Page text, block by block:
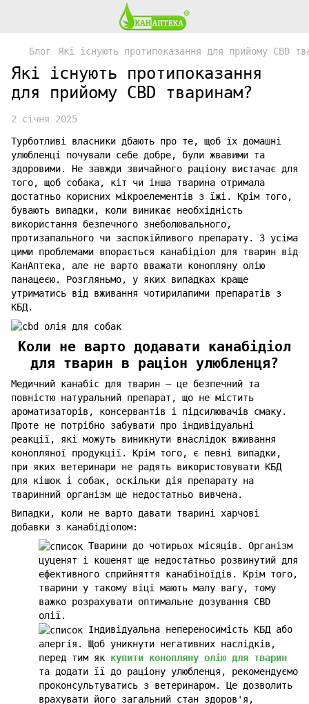
Блог Які існують протипоказання для прийому CBD
Які існують протипоказання
для прийому CBD тваринам?
2 січня 2025
Турботливі власники дбають про те, щоб їх домашні
улюбленці почували себе добре, були жвавими та
здоровими. Не завжди звичайного раціону вистачає для
того, щоб собака, кіт чи інша тварина отримала
достатньо корисних мікроелементів з їжі. Крім того,
бувають випадки, коли виникає необхідність
використання безпечного знеболювального,
протизапального чи заспокійливого препарату. З усіма
цими проблемами впорається канабідіол для тварин від
КанАптека, але не варто вважати конопляну олію
панацеєю. Розгляньмо, у яких випадках краще
утриматись від вживання чотирилапими препаратів з
КБД.
Коли не варто додавати канабідіол
для тварин в раціон улюбленця?
Медичний канабіс для тварин – це безпечний та
повністю натуральний препарат, що не містить
ароматизаторів, консервантів і підсилювачів смаку.
Проте не потрібно забувати про індивідуальні
реакції, які можуть виникнути внаслідок вживання
конопляної продукції. Крім того, є певні випадки,
при яких ветеринари не радять використовувати КБД
для кішок і собак, оскільки дія препарату на
тваринний організм ще недостатньо вивчена.
Випадки, коли не варто давати тварині харчові
добавки з канабідіолом:
Тварини до чотирьох місяців. Організм
цуценят і кошенят ще недостатньо розвинутий для
ефективного сприйняття канабіноїдів. Крім того,
тварини у такому віці мають малу вагу, тому
важко розрахувати оптимальне дозування CBD
олії.
Індивідуальна непереносимість КБД або
алергія. Щоб уникнути негативних наслідків,
перед тим як купити конопляну олію для тварин
та додати її до раціону улюбленця, рекомендуємо
проконсультуватись з ветеринаром. Це дозволить
врахувати його загальний стан здоров'я,